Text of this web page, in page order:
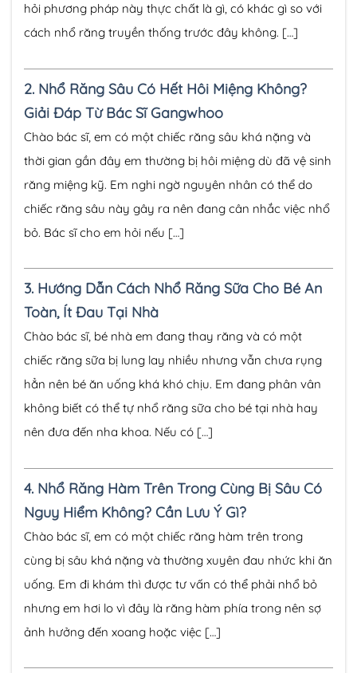
hỏi phương pháp này thực chất là gì, có khác gì so với
cách nhổ răng truyền thống trước đây không. […]
2. Nhổ Răng Sâu Có Hết Hôi Miệng Không?
Giải Đáp Từ Bác Sĩ Gangwhoo
Chào bác sĩ, em có một chiếc răng sâu khá nặng và
thời gian gần đây em thường bị hôi miệng dù đã vệ sinh
răng miệng kỹ. Em nghi ngờ nguyên nhân có thể do
chiếc răng sâu này gây ra nên đang cân nhắc việc nhổ
bỏ. Bác sĩ cho em hỏi nếu […]
3. Hướng Dẫn Cách Nhổ Răng Sữa Cho Bé An
Toàn, Ít Đau Tại Nhà
Chào bác sĩ, bé nhà em đang thay răng và có một
chiếc răng sữa bị lung lay nhiều nhưng vẫn chưa rụng
hẳn nên bé ăn uống khá khó chịu. Em đang phân vân
không biết có thể tự nhổ răng sữa cho bé tại nhà hay
nên đưa đến nha khoa. Nếu có […]
4. Nhổ Răng Hàm Trên Trong Cùng Bị Sâu Có
Nguy Hiểm Không? Cần Lưu Ý Gì?
Chào bác sĩ, em có một chiếc răng hàm trên trong
cùng bị sâu khá nặng và thường xuyên đau nhức khi ăn
uống. Em đi khám thì được tư vấn có thể phải nhổ bỏ
nhưng em hơi lo vì đây là răng hàm phía trong nên sợ
ảnh hưởng đến xoang hoặc việc […]